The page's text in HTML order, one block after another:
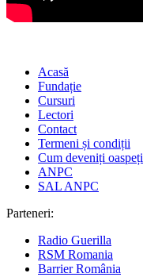
Acasă
Fundație
Cursuri
Lectori
Contact
Termeni și condiții
Cum deveniți oaspeți
ANPC
SAL ANPC
Parteneri:
Radio Guerilla
RSM Romania
Barrier România